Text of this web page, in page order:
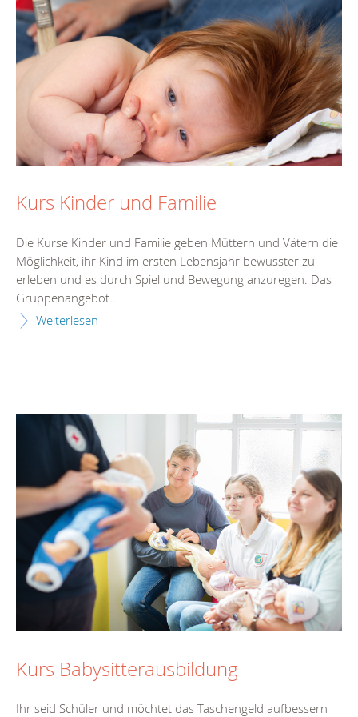
Kurs Kinder und Familie
Die Kurse Kinder und Familie geben Müttern und Vätern die
Möglichkeit, ihr Kind im ersten Lebensjahr bewusster zu
erleben und es durch Spiel und Bewegung anzuregen. Das
Gruppenangebot...
Weiterlesen
Kurs Babysitterausbildung
Ihr seid Schüler und möchtet das Taschengeld aufbessern